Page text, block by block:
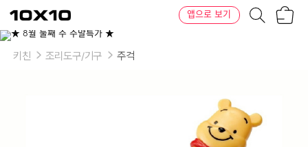
텐
바
텐
앱으로 보기
키친 조리도구/기구 주걱